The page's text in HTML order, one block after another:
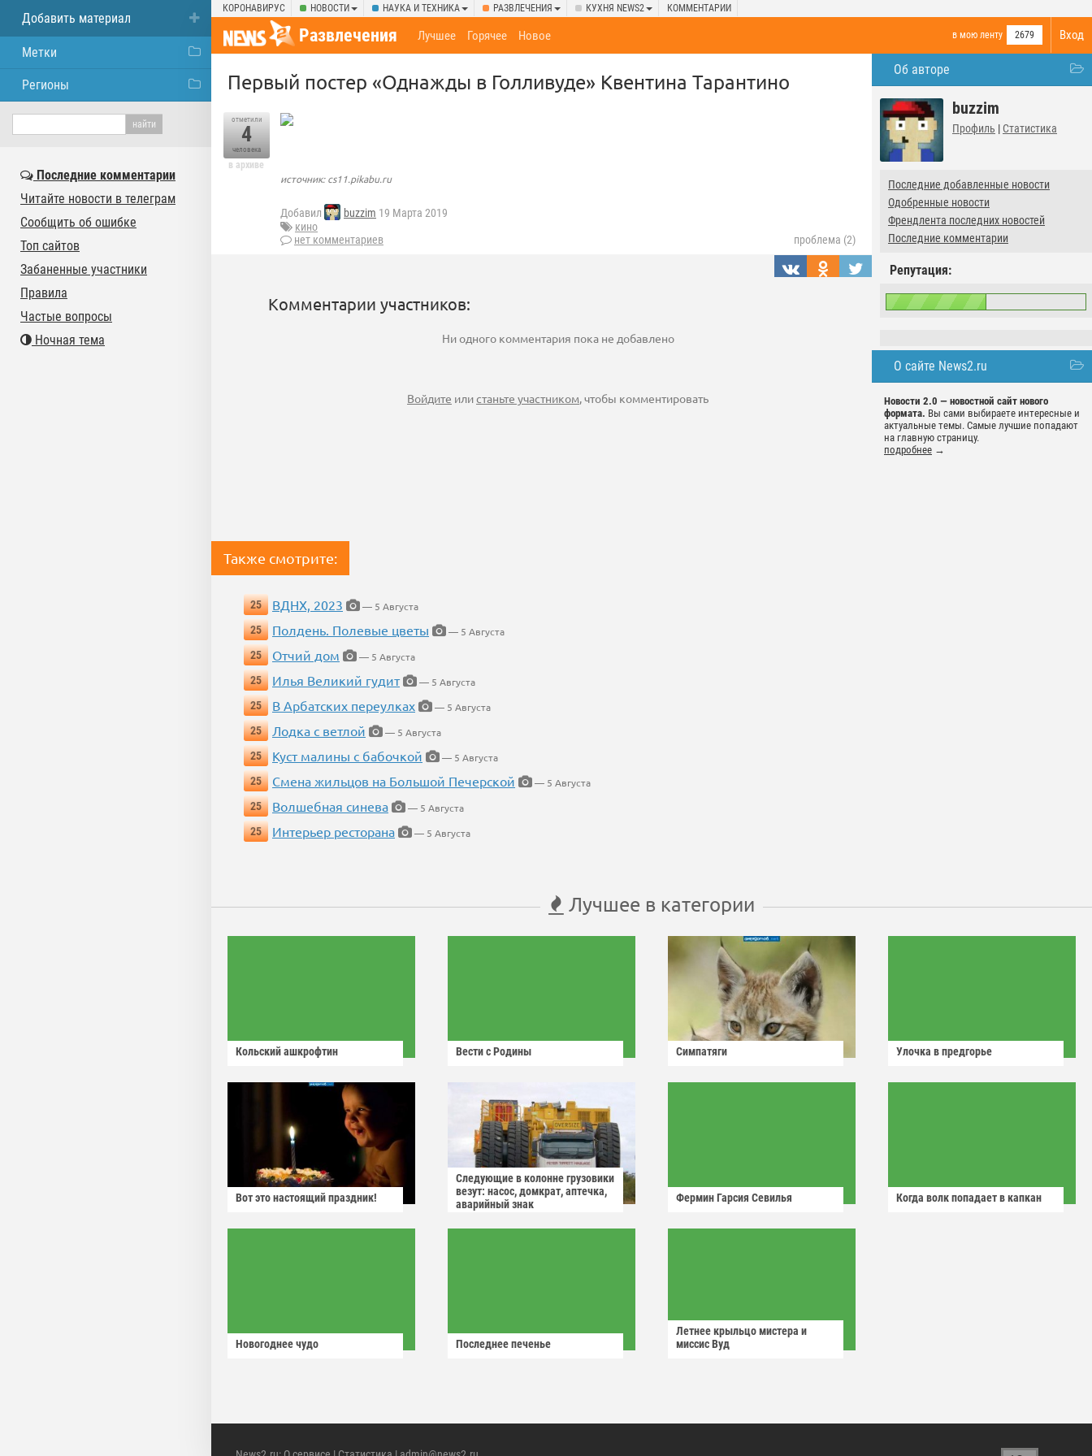
КОРОНАВИРУС НОВОСТИ НАУКА И ТЕХНИКА РАЗВЛЕЧЕНИЯ КУХНЯ NEWS2 КОММЕНТАРИИ
Вход
Развлечения в мою ленту 2679
Лучшее Горячее Новое
Об авторе
buzzim
Профиль | Статистика
Последние добавленные новости
Одобренные новости
Френдлента последних новостей
Последние комментарии
Репутация:
О сайте News2.ru
Новости 2.0 — новостной сайт нового
формата. Вы сами выбираете интересные и
актуальные темы. Самые лучшие попадают
на главную страницу.
подробнее →
Первый постер «Однажды в Голливуде» Квентина Тарантино
отметили
4
человека
в архиве
источник: cs11.pikabu.ru
Добавил buzzim 19 Марта 2019
кино
нет комментариев
проблема (2)
Комментарии участников:
Ни одного комментария пока не добавлено
Войдите илистаньте участником, чтобы комментировать
Также смотрите:
25 ВДНХ, 2023
— 5 Августа
25
Полдень. Полевые цветы
— 5 Августа
25
Отчий дом
— 5 Августа
25
Илья Великий гудит
— 5 Августа
25
В Арбатских переулках
— 5 Августа
25
Лодка с ветлой
— 5 Августа
25
Куст малины с бабочкой
— 5 Августа
25
Смена жильцов на Большой Печерской
— 5 Августа
25
Волшебная синева
— 5 Августа
25
Интерьер ресторана — 5 Августа
Лучшее в категории
Кольский ашкрофтин Вести с Родины Симпатяги Улочка в предгорье
Вот это настоящий праздник!
Следующие в колонне грузовики
везут: насос, домкрат, аптечка,
аварийный знак
Фермин Гарсия Севилья Когда волк попадает в капкан
Новогоднее чудо Последнее печенье
Летнее крыльцо мистера и
миссис Вуд
Добавить материал
Метки
Регионы
Последние комментарии
Читайте новости в телеграм
Сообщить об ошибке
Топ сайтов
Забаненные участники
Правила
Частые вопросы
Ночная тема